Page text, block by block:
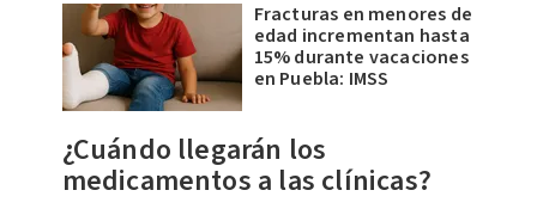
Fracturas en menores de
edad incrementan hasta
15% durante vacaciones
en Puebla: IMSS
¿Cuándo llegarán los
medicamentos a las clínicas?